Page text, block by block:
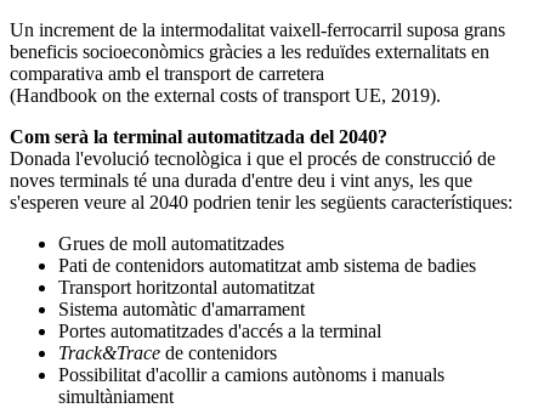
Un increment de la intermodalitat vaixell-ferrocarril suposa grans
beneficis socioeconòmics gràcies a les reduïdes externalitats en
comparativa amb el transport de carretera
(Handbook on the external costs of transport UE, 2019).
Com serà la terminal automatitzada del 2040?
Donada l'evolució tecnològica i que el procés de construcció de
noves terminals té una durada d'entre deu i vint anys, les que
s'esperen veure al 2040 podrien tenir les següents característiques:
Grues de moll automatitzades
Pati de contenidors automatitzat amb sistema de badies
Transport horitzontal automatitzat
Sistema automàtic d'amarrament
Portes automatitzades d'accés a la terminal
Track&Trace de contenidors
Possibilitat d'acollir a camions autònoms i manuals
simultàniament